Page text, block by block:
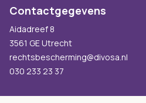
Contactgegevens
Aidadreef 8
3561 GE Utrecht
rechtsbescherming@divosa.nl
030 233 23 37